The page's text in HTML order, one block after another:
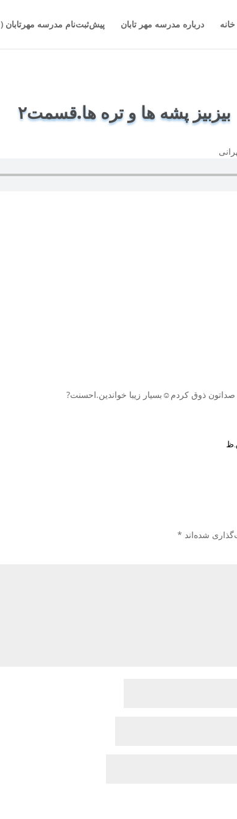
خانه درباره مدرسه مهر تابان پیش‌ثبت‌نام مدرسه مهرتابان (۱۴۰۶-۱۴۰۵)
بیزبیز پشه ها و تره ها.قسمت۲
صداتون ذوق کردم☺️بسیار زیبا خواندین.احسنت?
شده‌اند *